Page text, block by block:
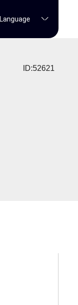
Language
ID:52621